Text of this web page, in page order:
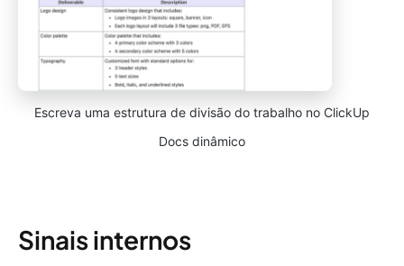
Escreva uma estrutura de divisão do trabalho no ClickUp
Docs dinâmico
Sinais internos